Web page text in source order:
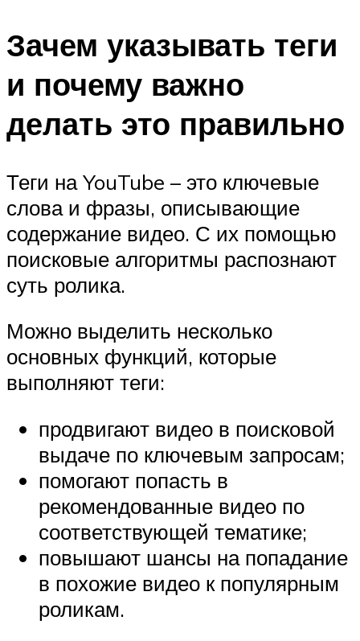
Зачем указывать теги
и почему важно
делать это правильно
Теги на YouTube – это ключевые
слова и фразы, описывающие
содержание видео. С их помощью
поисковые алгоритмы распознают
суть ролика.
Можно выделить несколько
основных функций, которые
выполняют теги:
продвигают видео в поисковой
выдаче по ключевым запросам;
помогают попасть в
рекомендованные видео по
соответствующей тематике;
повышают шансы на попадание
в похожие видео к популярным
роликам.